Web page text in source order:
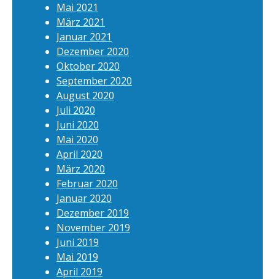
Mai 2021
März 2021
Januar 2021
Dezember 2020
Oktober 2020
September 2020
August 2020
Juli 2020
Juni 2020
Mai 2020
April 2020
März 2020
Februar 2020
Januar 2020
Dezember 2019
November 2019
Juni 2019
Mai 2019
April 2019